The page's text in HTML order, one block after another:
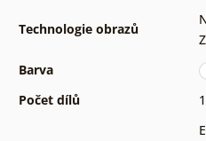
Technologie obrazů
Barva
Počet dílů